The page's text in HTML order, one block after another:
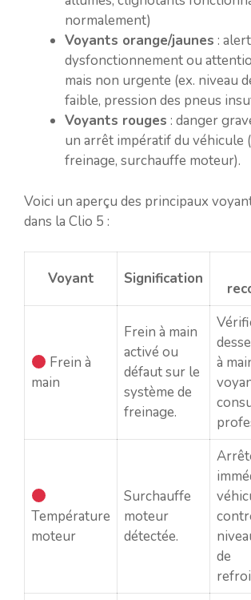
normalement)
Voyants orange/jaunes :
dysfonctionnement ou
mais non urgente (ex. niveau
faible, pression des pneus
Voyants rouges : danger
un arrêt impératif du véhicule
freinage, surchauffe moteur).
Voici un aperçu des principaux
dans la Clio 5 :
Voyant Signification
Frein à
main
Frein à main
activé ou
défaut sur le
système de
freinage.
à
Température
moteur
Surchauffe
moteur
détectée.
de